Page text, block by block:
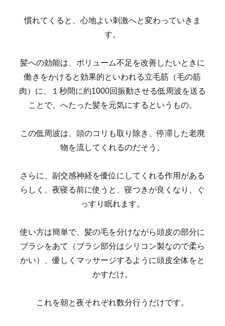
慣れてくると、心地よい刺激へと変わっていきま
す。
髪への効能は、ボリューム不足を改善したいときに
働きをかけると効果的といわれる立毛筋（毛の筋
肉）に、１秒間に約1000回振動させる低周波を送る
ことで、へたった髪を元気にするというもの。
この低周波は、頭のコリも取り除き、停滞した老廃
物を流してくれるのだそう。
さらに、副交感神経を優位にしてくれる作用がある
らしく、夜寝る前に使うと、寝つきが良くなり、ぐ
っすり眠れます。
使い方は簡単で、髪の毛を分けながら頭皮の部分に
ブラシをあて（ブラシ部分はシリコン製なので柔ら
かい）、優しくマッサージするように頭皮全体をと
かすだけ。
これを朝と夜それぞれ数分行うだけです。